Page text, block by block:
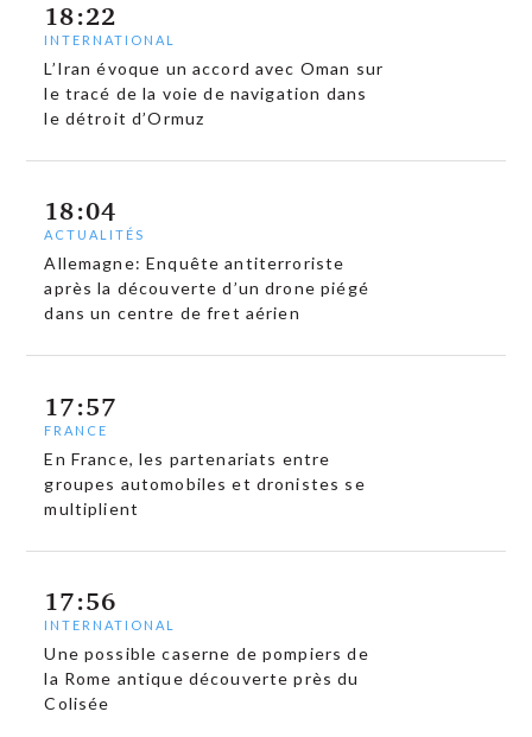
18:22
INTERNATIONAL
L’Iran évoque un accord avec Oman sur
le tracé de la voie de navigation dans
le détroit d’Ormuz
18:04
ACTUALITÉS
Allemagne: Enquête antiterroriste
après la découverte d’un drone piégé
dans un centre de fret aérien
17:57
FRANCE
En France, les partenariats entre
groupes automobiles et dronistes se
multiplient
17:56
INTERNATIONAL
Une possible caserne de pompiers de
la Rome antique découverte près du
Colisée